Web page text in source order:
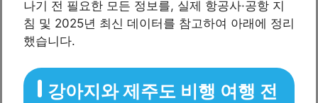
나기 전 필요한 모든 정보를, 실제 항공사·공항 지
침 및 2025년 최신 데이터를 참고하여 아래에 정리
했습니다.
강아지와 제주도 비행 여행 전